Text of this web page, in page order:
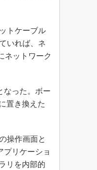
トケーブル
いれば、ネ
ネットワーク
なった。ボー
置き換えた
操作画面と
プリケーショ
リを内部的